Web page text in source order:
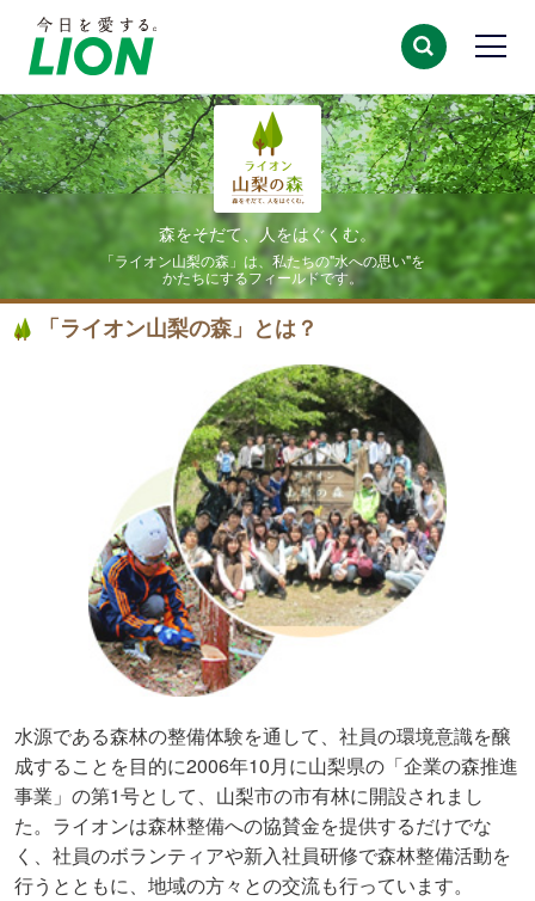
森をそだて、人をはぐくむ。
「ライオン山梨の森」は、私たちの"水への思い"を
かたちにするフィールドです。
「ライオン山梨の森」とは？
水源である森林の整備体験を通して、社員の環境意識を醸
成することを目的に2006年10月に山梨県の「企業の森推進
事業」の第1号として、山梨市の市有林に開設されまし
た。ライオンは森林整備への協賛金を提供するだけでな
く、社員のボランティアや新入社員研修で森林整備活動を
行うとともに、地域の方々との交流も行っています。